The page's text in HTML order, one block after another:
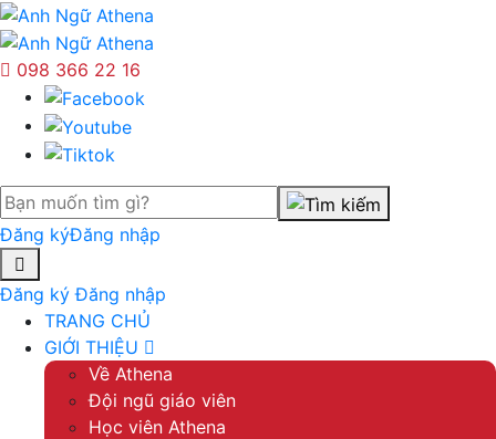
098 366 22 16
Đăng kýĐăng nhập
Đăng ký Đăng nhập
TRANG CHỦ
GIỚI THIỆU
Về Athena
Đội ngũ giáo viên
Học viên Athena